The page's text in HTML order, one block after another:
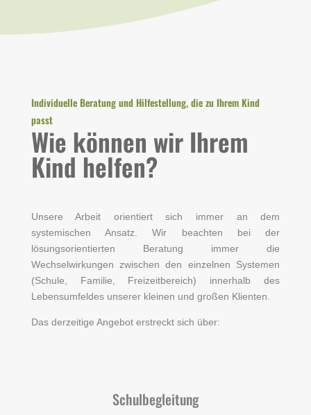
Individuelle Beratung und Hilfestellung, die zu Ihrem Kind
passt
Wie können wir Ihrem
Kind helfen?
Unsere Arbeit orientiert sich immer an dem
systemischen Ansatz. Wir beachten bei der
lösungsorientierten Beratung immer die
Wechselwirkungen zwischen den einzelnen Systemen
(Schule, Familie, Freizeitbereich) innerhalb des
Lebensumfeldes unserer kleinen und großen Klienten.
Das derzeitige Angebot erstreckt sich über:
Schulbegleitung